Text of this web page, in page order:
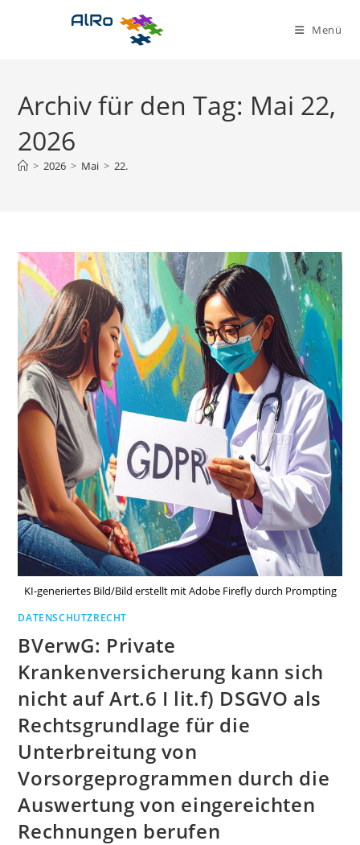
Menü
Archiv für den Tag: Mai 22,
2026
> 2026 > Mai > 22.
KI-generiertes Bild/Bild erstellt mit Adobe Firefly durch Prompting
DATENSCHUTZRECHT
BVerwG: Private
Krankenversicherung kann sich
nicht auf Art.6 I lit.f) DSGVO als
Rechtsgrundlage für die
Unterbreitung von
Vorsorgeprogrammen durch die
Auswertung von eingereichten
Rechnungen berufen